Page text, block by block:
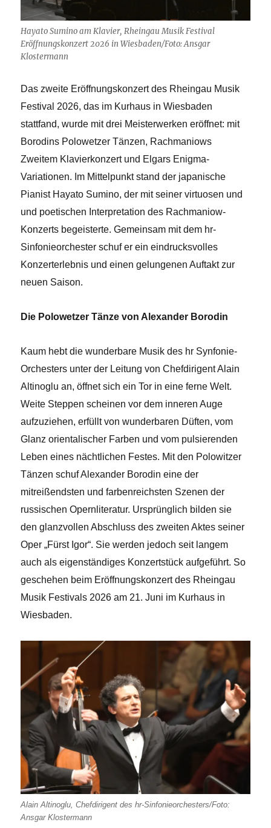
Hayato Sumino am Klavier, Rheingau Musik Festival
Eröffnungskonzert 2026 in Wiesbaden/Foto: Ansgar
Klostermann
Das zweite Eröffnungskonzert des Rheingau Musik
Festival 2026, das im Kurhaus in Wiesbaden
stattfand, wurde mit drei Meisterwerken eröffnet: mit
Borodins Polowetzer Tänzen, Rachmaniows
Zweitem Klavierkonzert und Elgars Enigma-
Variationen. Im Mittelpunkt stand der japanische
Pianist Hayato Sumino, der mit seiner virtuosen und
und poetischen Interpretation des Rachmaniow-
Konzerts begeisterte. Gemeinsam mit dem hr-
Sinfonieorchester schuf er ein eindrucksvolles
Konzerterlebnis und einen gelungenen Auftakt zur
neuen Saison.
Die Polowetzer Tänze von Alexander Borodin
Kaum hebt die wunderbare Musik des hr Synfonie-
Orchesters unter der Leitung von Chefdirigent Alain
Altinoglu an, öffnet sich ein Tor in eine ferne Welt.
Weite Steppen scheinen vor dem inneren Auge
aufzuziehen, erfüllt von wunderbaren Düften, vom
Glanz orientalischer Farben und vom pulsierenden
Leben eines nächtlichen Festes. Mit den Polowitzer
Tänzen schuf Alexander Borodin eine der
mitreißendsten und farbenreichsten Szenen der
russischen Opernliteratur. Ursprünglich bilden sie
den glanzvollen Abschluss des zweiten Aktes seiner
Oper „Fürst Igor“. Sie werden jedoch seit langem
auch als eigenständiges Konzertstück aufgeführt. So
geschehen beim Eröffnungskonzert des Rheingau
Musik Festivals 2026 am 21. Juni im Kurhaus in
Wiesbaden.
Alain Altinoglu, Chefdirigent des hr-Sinfonieorchesters/Foto:
Ansgar Klostermann